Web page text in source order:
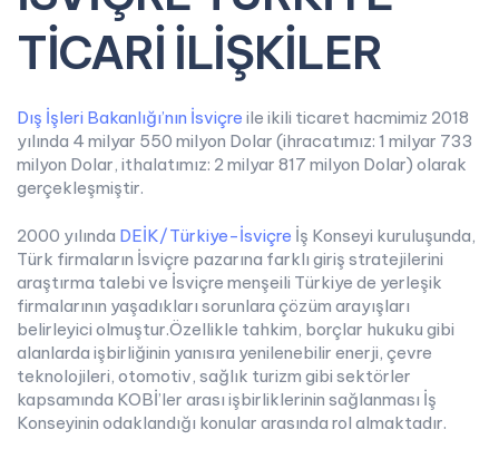
TİCARİ İLİŞKİLER
Dış İşleri Bakanlığı’nın İsviçre ile ikili ticaret hacmimiz 2018
yılında 4 milyar 550 milyon Dolar (ihracatımız: 1 milyar 733
milyon Dolar, ithalatımız: 2 milyar 817 milyon Dolar) olarak
gerçekleşmiştir.
2000 yılında DEİK/Türkiye-İsviçre İş Konseyi kuruluşunda,
Türk firmaların İsviçre pazarına farklı giriş stratejilerini
araştırma talebi ve İsviçre menşeili Türkiye de yerleşik
firmalarının yaşadıkları sorunlara çözüm arayışları
belirleyici olmuştur.Özellikle tahkim, borçlar hukuku gibi
alanlarda işbirliğinin yanısıra yenilenebilir enerji, çevre
teknolojileri, otomotiv, sağlık turizm gibi sektörler
kapsamında KOBİ’ler arası işbirliklerinin sağlanması İş
Konseyinin odaklandığı konular arasında rol almaktadır.